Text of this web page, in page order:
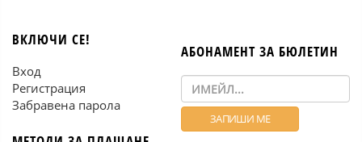
ВКЛЮЧИ СЕ!
Вход
Регистрация
Забравена парола
АБОНАМЕНТ ЗА БЮЛЕТИН